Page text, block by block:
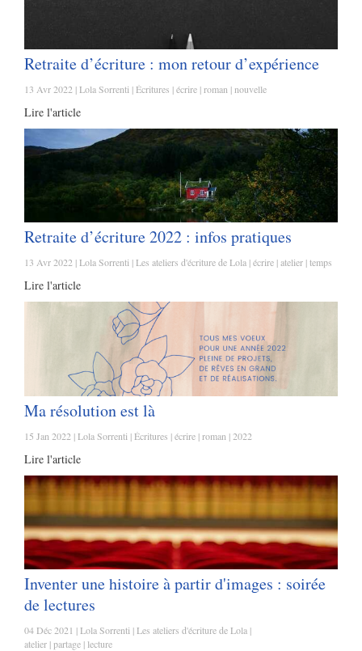
Retraite d’écriture : mon retour d’expérience
13 Avr 2022 Lola Sorrenti Écritures écrire roman nouvelle
Lire l'article
Retraite d’écriture 2022 : infos pratiques
13 Avr 2022 Lola Sorrenti Les ateliers d'écriture de Lola écrire atelier temps
Lire l'article
Ma résolution est là
15 Jan 2022 Lola Sorrenti Écritures écrire roman 2022
Lire l'article
Inventer une histoire à partir d'images : soirée
de lectures
04 Déc 2021 Lola Sorrenti Les ateliers d'écriture de Lola
atelier partage lecture